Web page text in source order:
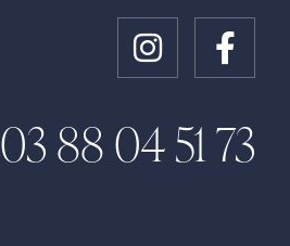
Instagram
03 88 04 51 73